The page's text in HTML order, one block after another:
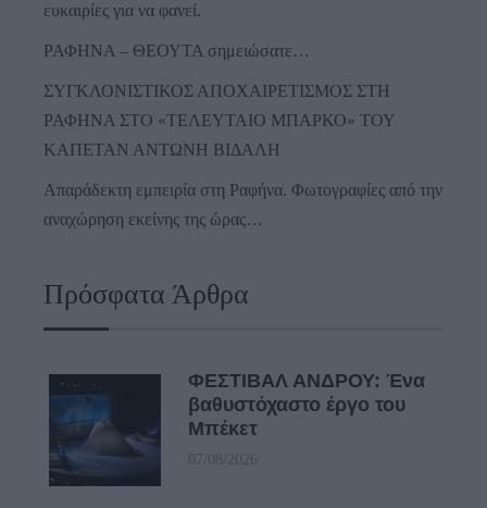
ευκαιρίες για να φανεί.
ΡΑΦΗΝΑ – ΘΕΟΥΤΑ σημειώσατε…
ΣΥΓΚΛΟΝΙΣΤΙΚΟΣ ΑΠΟΧΑΙΡΕΤΙΣΜΟΣ ΣΤΗ
ΡΑΦΗΝΑ ΣΤΟ «ΤΕΛΕΥΤΑΙΟ ΜΠΑΡΚΟ» ΤΟΥ
ΚΑΠΕΤΑΝ ΑΝΤΩΝΗ ΒΙΔΑΛΗ
Απαράδεκτη εμπειρία στη Ραφήνα. Φωτογραφίες από την
αναχώρηση εκείνης της ώρας…
Πρόσφατα Άρθρα
ΦΕΣΤΙΒΑΛ ΑΝΔΡΟΥ: Ένα
βαθυστόχαστο έργο του
Μπέκετ
07/08/2026